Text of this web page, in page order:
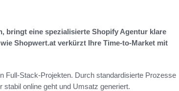
bringt eine spezialisierte Shopify Agentur klare
Shopwert.at verkürzt Ihre Time-to-Market mit
Full-Stack-Projekten. Durch standardisierte Prozesse
online geht und Umsatz generiert.